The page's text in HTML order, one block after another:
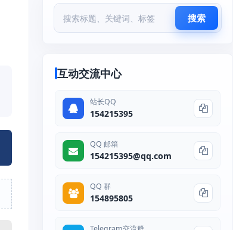
搜索
互动交流中心
站长QQ
154215395
QQ 邮箱
154215395@qq.com
QQ 群
154895805